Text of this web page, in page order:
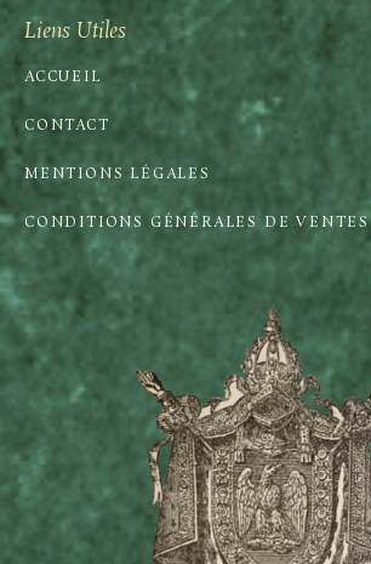
Liens Utiles
ACCUEIL
CONTACT
MENTIONS LÉGALES
CONDITIONS GÉNÉRALES DE VENTES